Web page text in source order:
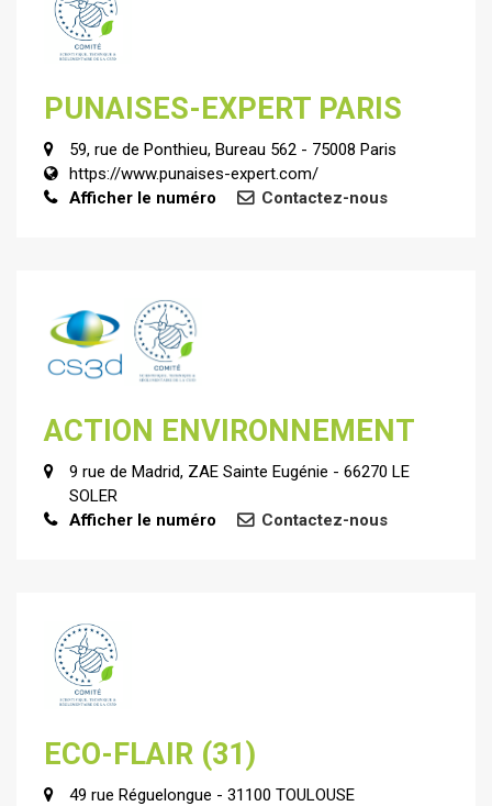
PUNAISES-EXPERT PARIS
59, rue de Ponthieu, Bureau 562 - 75008 Paris
https://www.punaises-expert.com/
Afficher le numéro
Contactez-nous
ACTION ENVIRONNEMENT
9 rue de Madrid, ZAE Sainte Eugénie - 66270 LE
SOLER
Afficher le numéro
Contactez-nous
ECO-FLAIR (31)
49 rue Réguelongue - 31100 TOULOUSE